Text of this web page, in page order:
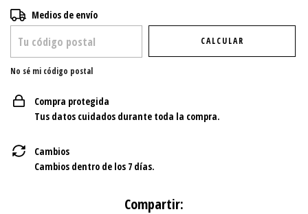
Entregas para el CP:
Medios de envío
CALCULAR
No sé mi código postal
Compra protegida
Tus datos cuidados durante toda la compra.
Cambios
Cambios dentro de los 7 días.
Compartir: